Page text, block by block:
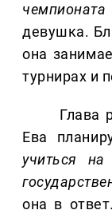
девушка.
она
турнирах и
Глава
Ева
учиться на
она в